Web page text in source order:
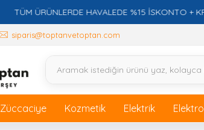
TÜM ÜRÜNLERDE HAVALEDE %15 İSKONTO +
siparis@toptanvetoptan.com
Züccaciye Kozmetik Elektrik